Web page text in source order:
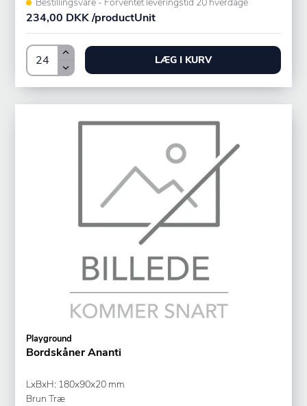
234,00 DKK /productUnit
LÆG I KURV
Playground
Bordskåner Ananti
LxBxH: 180x90x20 mm
Brun Træ